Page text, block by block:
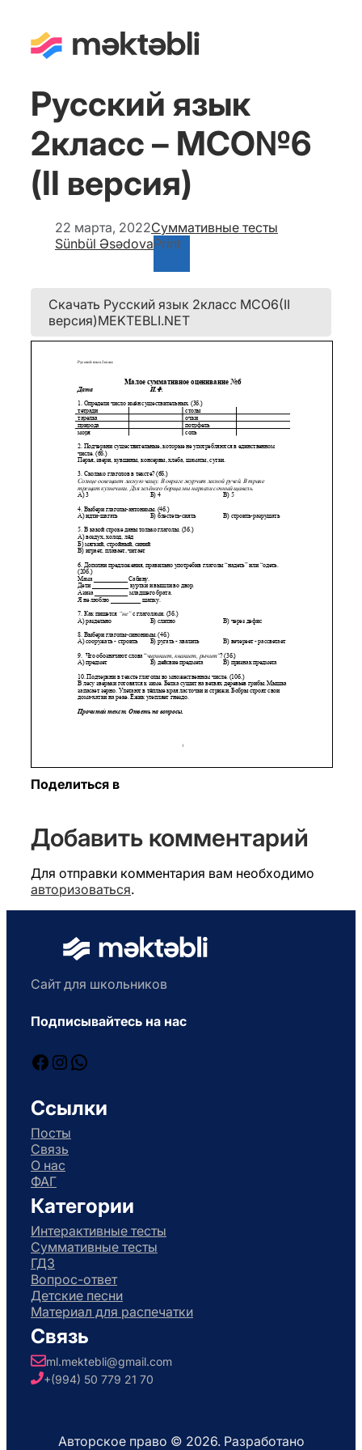
Русский язык
2класс – МСО№6
(II версия)
22 марта, 2022Суммативные тесты
Sünbül ƏsədovaPrint
Скачать Русский язык 2класс МСО6(II
версия)MEKTEBLI.NET
Поделиться в
Добавить комментарий
Для отправки комментария вам необходимо
авторизоваться.
Сайт для школьников
Подписывайтесь на нас
Facebook
Instagram
WhatsApp
Ссылки
Посты
Связь
О нас
ФАГ
Категории
Интерактивные тесты
Суммативные тесты
ГДЗ
Вопрос-ответ
Детские песни
Материал для распечатки
Связь
ml.mektebli@gmail.com
+(994) 50 779 21 70
Авторское право © 2026. Разработано